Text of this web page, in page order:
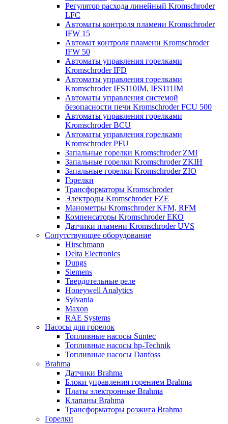
Регулятор расхода линейный Kromschroder
LFC
Автоматы контроля пламени Kromschroder
IFW 15
Автомат контроля пламени Kromschroder
IFW 50
Автоматы управления горелками
Kromschroder IFD
Автоматы управления горелками
Kromschroder IFS110IM, IFS111IM
Автоматы управления системой
безопасности печи Kromschroder FCU 500
Автоматы управления горелками
Kromschroder BCU
Автоматы управления горелками
Kromschroder PFU
Запальные горелки Kromschroder ZМI
Запальные горелки Kromschroder ZKIH
Запальные горелки Kromschroder ZIO
Горелки
Трансформаторы Kromschroder
Электроды Kromschroder FZE
Манометры Kromschroder KFM, RFM
Компенсаторы Kromschroder ЕКО
Датчики пламени Kromschroder UVS
Сопутствующее оборудование
Hirschmann
Delta Electronics
Dungs
Siemens
Твердотельные реле
Honeywell Analytics
Sylvania
Maxon
RAE Systems
Насосы для горелок
Топливные насосы Suntec
Топливные насосы hp-Technik
Топливные насосы Danfoss
Brahma
Датчики Brahma
Блоки управления горением Brahma
Платы электронные Brahma
Клапаны Brahma
Трансформаторы розжига Brahma
Горелки